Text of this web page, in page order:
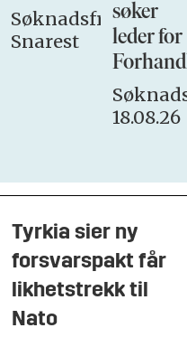
Søknadsfrist:
Snarest
søker
leder for
18.08.26
Tyrkia sier ny
forsvarspakt får
likhetstrekk til
Nato